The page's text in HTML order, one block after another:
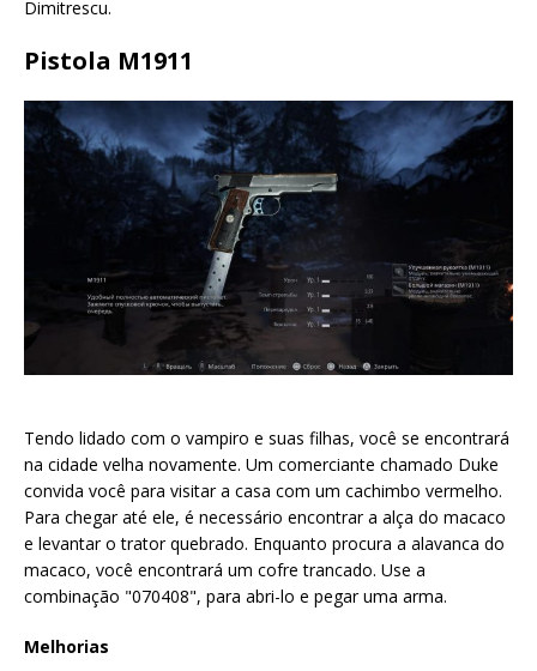
Dimitrescu.
Pistola M1911
Tendo lidado com o vampiro e suas filhas, você se encontrará
na cidade velha novamente. Um comerciante chamado Duke
convida você para visitar a casa com um cachimbo vermelho.
Para chegar até ele, é necessário encontrar a alça do macaco
e levantar o trator quebrado. Enquanto procura a alavanca do
macaco, você encontrará um cofre trancado. Use a
combinação "070408", para abri-lo e pegar uma arma.
Melhorias